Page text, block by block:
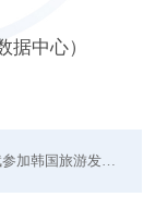
中心）
下一篇：戴斌参加韩国旅游发展局康养旅游业界交流活动